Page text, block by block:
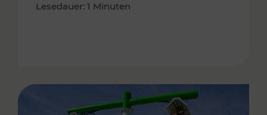
Lesedauer: 1 Minuten